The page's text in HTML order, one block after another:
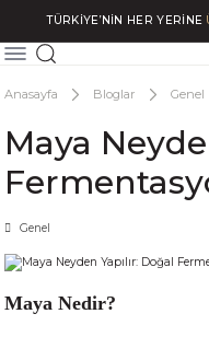
TÜRKİYE’NİN HER YERİNE
Anasayfa Bloglar Genel
Maya
Genel
Maya Nedir?